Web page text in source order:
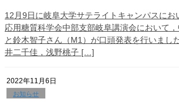
12月9日に岐阜大学サテライトキャンパスにお
応用糖質科学会中部支部岐阜講演会において，
と鈴木智子さん（M1）が口頭発表を行いま
井二千佳，浅野桃子 […]
2022年11月6日
お知らせ